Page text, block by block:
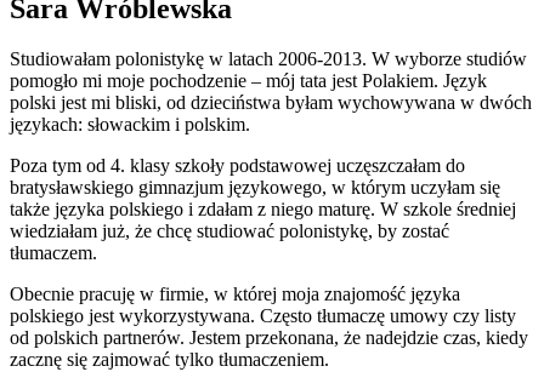
Sara Wróblewska
Studiowałam polonistykę w latach 2006-2013. W wyborze studiów
pomogło mi moje pochodzenie – mój tata jest Polakiem. Język
polski jest mi bliski, od dzieciństwa byłam wychowywana w dwóch
językach: słowackim i polskim.
Poza tym od 4. klasy szkoły podstawowej uczęszczałam do
bratysławskiego gimnazjum językowego, w którym uczyłam się
także języka polskiego i zdałam z niego maturę. W szkole średniej
wiedziałam już, że chcę studiować polonistykę, by zostać
tłumaczem.
Obecnie pracuję w firmie, w której moja znajomość języka
polskiego jest wykorzystywana. Często tłumaczę umowy czy listy
od polskich partnerów. Jestem przekonana, że nadejdzie czas, kiedy
zacznę się zajmować tylko tłumaczeniem.